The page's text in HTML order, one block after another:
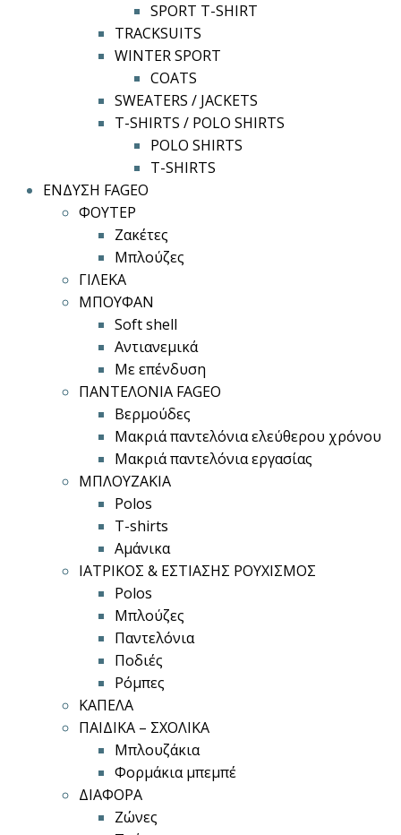
SPORT T-SHIRT
TRACKSUITS
WINTER SPORT
COATS
SWEATERS / JACKETS
T-SHIRTS / POLO SHIRTS
POLO SHIRTS
T-SHIRTS
ΕΝΔΥΣΗ FAGEO
ΦΟΥΤΕΡ
Ζακέτες
Μπλούζες
ΓΙΛΕΚΑ
ΜΠΟΥΦΑΝ
Soft shell
Αντιανεμικά
Με επένδυση
ΠΑΝΤΕΛΟΝΙΑ FAGEO
Βερμούδες
Μακριά παντελόνια ελεύθερου χρόνου
Μακριά παντελόνια εργασίας
ΜΠΛΟΥΖΑΚΙΑ
Polos
T-shirts
Αμάνικα
ΙΑΤΡΙΚΟΣ & ΕΣΤΙΑΣΗΣ ΡΟΥΧΙΣΜΟΣ
Polos
Μπλούζες
Παντελόνια
Ποδιές
Ρόμπες
ΚΑΠΕΛΑ
ΠΑΙΔΙΚΑ – ΣΧΟΛΙΚΑ
Μπλουζάκια
Φορμάκια μπεμπέ
ΔΙΑΦΟΡΑ
Ζώνες